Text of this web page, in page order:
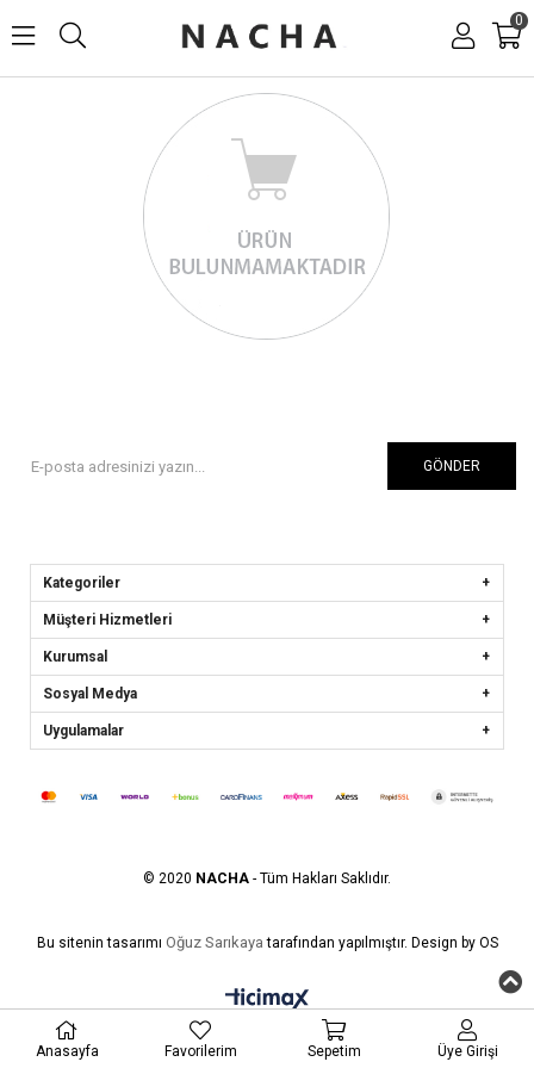
0
GÖNDER
Kategoriler
Müşteri Hizmetleri
Kurumsal
Sosyal Medya
Uygulamalar
© 2020 NACHA - Tüm Hakları Saklıdır.
Bu sitenin tasarımı Oğuz Sarıkaya tarafından yapılmıştır. Design by OS
Anasayfa Favorilerim Sepetim Üye Girişi